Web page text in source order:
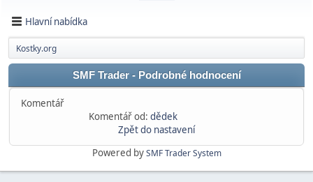
Hlavní nabídka
Kostky.org
SMF Trader - Podrobné hodnocení
Komentář
Komentář od: dědek
Zpět do nastavení
Powered bySMF Trader System